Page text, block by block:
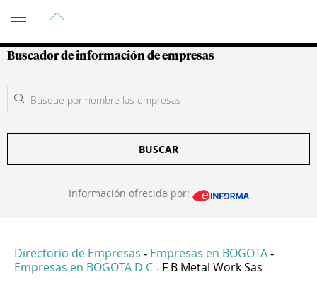
Guía de Empresas Colombianas
Buscador de información de empresas
BUSCAR
Información ofrecida por:
Directorio de Empresas - Empresas en BOGOTA -
Empresas en BOGOTA D C - F B Metal Work Sas